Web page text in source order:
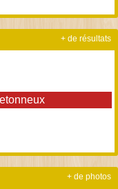
+ de résultats
+ de photos